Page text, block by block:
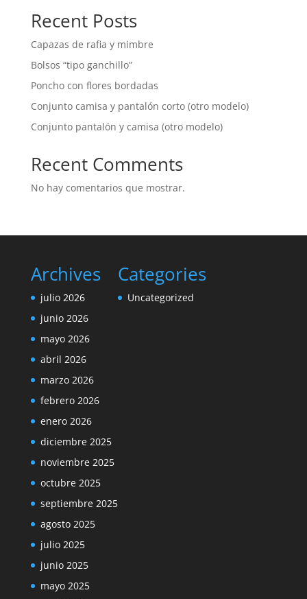
Recent Posts
Capazas de rafia y mimbre
Bolsos “tipo ganchillo”
Poncho con flores bordadas
Conjunto camisa y pantalón corto (otro modelo)
Conjunto pantalón y camisa (otro modelo)
Recent Comments
No hay comentarios que mostrar.
Archives
julio 2026
junio 2026
mayo 2026
abril 2026
marzo 2026
febrero 2026
enero 2026
diciembre 2025
noviembre 2025
octubre 2025
septiembre 2025
agosto 2025
julio 2025
junio 2025
mayo 2025
Categories
Uncategorized